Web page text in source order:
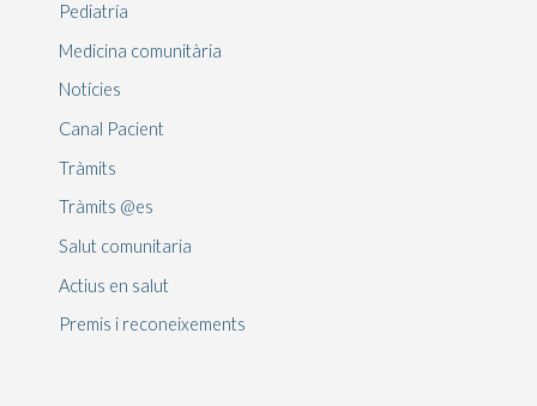
Pediatría
Medicina comunitària
Notícies
Canal Pacient
Tràmits
Tràmits @es
Salut comunitaria
Actius en salut
Premis i reconeixements